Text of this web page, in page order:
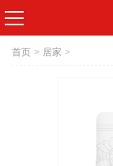
首页 > 居家 >